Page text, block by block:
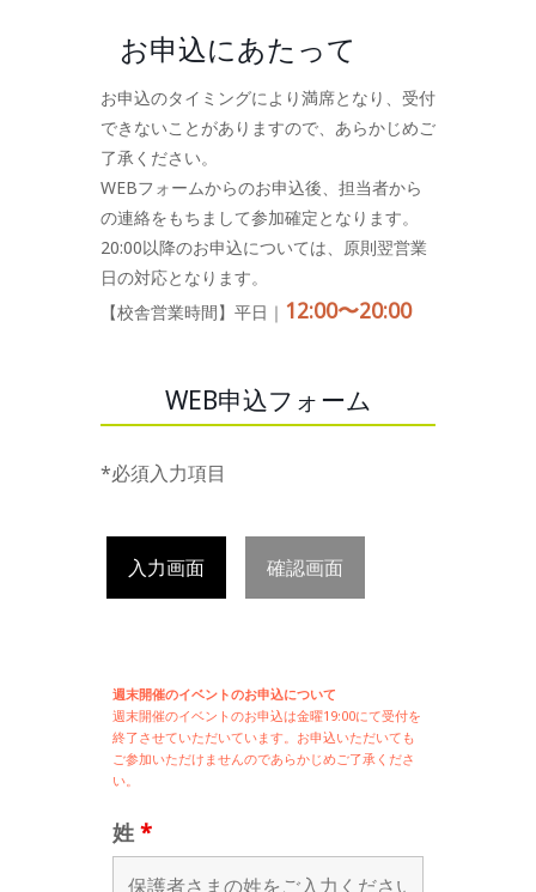
お申込にあたって
お申込のタイミングにより満席となり、受付
できないことがありますので、あらかじめご
了承ください。
WEBフォームからのお申込後、担当者から
の連絡をもちまして参加確定となります。
20:00以降のお申込については、原則翌営業
日の対応となります。
【校舎営業時間】平日｜ 12:00〜20:00
WEB申込フォーム
*必須入力項目
入力画面 確認画面
週末開催のイベントのお申込について
週末開催のイベントのお申込は金曜19:00にて受付を
終了させていただいています。お申込いただいても
ご参加いただけませんのであらかじめご了承くださ
い。
姓 *